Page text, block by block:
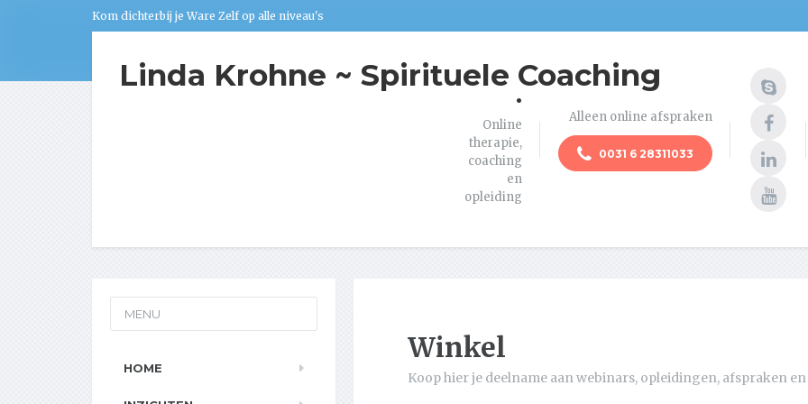
Kom dichterbij je Ware Zelf op alle niveau's
Linda Krohne ~ Spirituele Coaching
.
Online
therapie,
coaching
en
opleiding
Alleen online afspraken
0031 6 28311033
Winkel
Koop hier je deelname aan webinars, opleidingen, afspraken
MENU
HOME